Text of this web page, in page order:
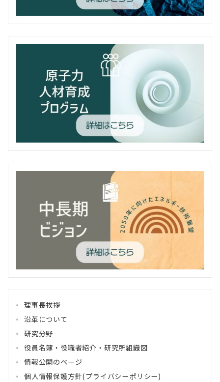
理事長挨拶
沿革について
研究分野
役員名簿・役職者紹介・研究所組織図
情報公開のページ
個人情報保護方針(プライバシーポリシー)